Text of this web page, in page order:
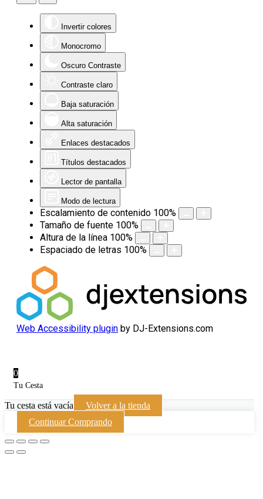
Invertir colores
Monocromo
Oscuro Contraste
Contraste claro
Baja saturación
Alta saturación
Enlaces destacados
Títulos destacados
Lector de pantalla
Modo de lectura
Escalamiento de contenido 100%
Tamaño de fuente 100%
Altura de la línea 100%
Espaciado de letras 100%
Web Accessibility plugin by DJ-Extensions.com
0
Tu Cesta
Tu cesta está vacía
Volver a la tienda
Continuar Comprando